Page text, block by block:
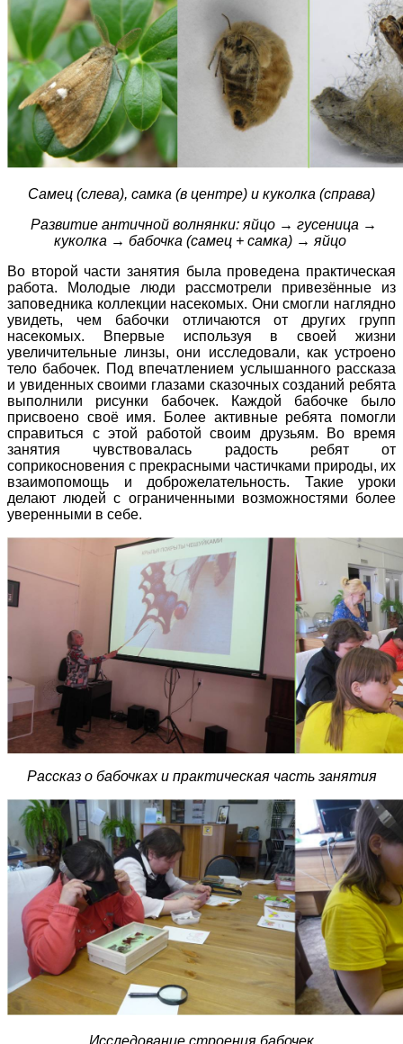
Самец (слева), самка (в центре) и куколка (справа)
Развитие античной волнянки: яйцо → гусеница →
куколка → бабочка (самец + самка) → яйцо
Во второй части занятия была проведена практическая
работа. Молодые люди рассмотрели привезённые из
заповедника коллекции насекомых. Они смогли наглядно
увидеть, чем бабочки отличаются от других групп
насекомых. Впервые используя в своей жизни
увеличительные линзы, они исследовали, как устроено
тело бабочек. Под впечатлением услышанного рассказа
и увиденных своими глазами сказочных созданий ребята
выполнили рисунки бабочек. Каждой бабочке было
присвоено своё имя. Более активные ребята помогли
справиться с этой работой своим друзьям. Во время
занятия чувствовалась радость ребят от
соприкосновения с прекрасными частичками природы, их
взаимопомощь и доброжелательность. Такие уроки
делают людей с ограниченными возможностями более
уверенными в себе.
Рассказ о бабочках и практическая часть занятия
Исследование строения бабочек